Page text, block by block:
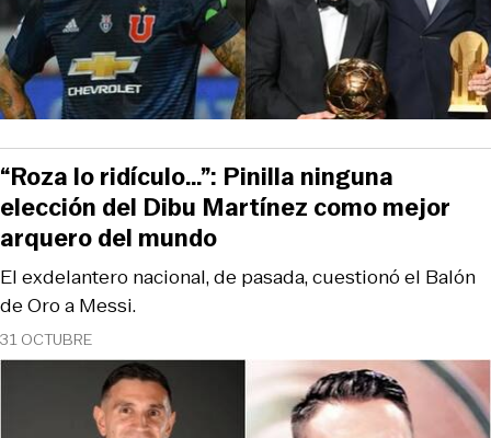
31 OCTUBRE
El exdelantero nacional, de pasada, cuestionó el Balón
de Oro a Messi.
“Roza lo ridículo…”: Pinilla ninguna
elección del Dibu Martínez como mejor
arquero del mundo